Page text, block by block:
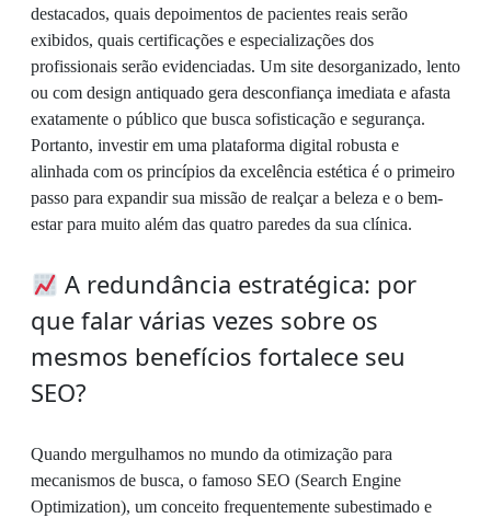
destacados, quais depoimentos de pacientes reais serão
exibidos, quais certificações e especializações dos
profissionais serão evidenciadas. Um site desorganizado, lento
ou com design antiquado gera desconfiança imediata e afasta
exatamente o público que busca sofisticação e segurança.
Portanto, investir em uma plataforma digital robusta e
alinhada com os princípios da excelência estética é o primeiro
passo para expandir sua missão de realçar a beleza e o bem-
estar para muito além das quatro paredes da sua clínica.
A redundância estratégica: por
que falar várias vezes sobre os
mesmos benefícios fortalece seu
SEO?
Quando mergulhamos no mundo da otimização para
mecanismos de busca, o famoso SEO (Search Engine
Optimization), um conceito frequentemente subestimado e